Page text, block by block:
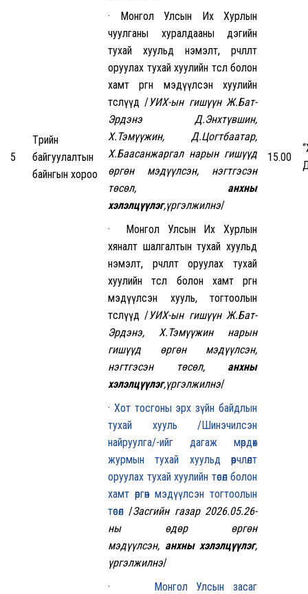
5
Төрийн
байгуулалтын
байнгын хороо
· Монгол Улсын Их Хурлын
чуулганы хуралдааны дэгийн
тухай хуульд нэмэлт, өөрчлөлт
оруулах тухай хуулийн төсөл болон
хамт өргөн мэдүүлсэн хуулийн
төслүүд /УИХ-ын гишүүн Ж.Бат-
Эрдэнэ Д.Энхтүвшин,
Х.Тэмүүжин, Д.Цогтбаатар,
Х.Баасанжаргал нарын гишүүд
өргөн мэдүүлсэн, нэгтгэсэн
төсөл, анхны
хэлэлцүүлэг,үргэлжилнэ/
· Монгол Улсын Их Хурлын
хяналт шалгалтын тухай хуульд
нэмэлт, өөрчлөлт оруулах тухай
хуулийн төсөл болон хамт өргөн
мэдүүлсэн хууль, тогтоолын
төслүүд /УИХ-ын гишүүн Ж.Бат-
Эрдэнэ, Х.Тэмүүжин нарын
гишүүд өргөн мэдүүлсэн,
нэгтгэсэн төсөл, анхны
хэлэлцүүлэг,үргэлжилнэ/
· Хот тосгоны эрх зүйн байдлын
тухай хууль /Шинэчилсэн
найруулга/-ийг дагаж мөрдөх
журмын тухай хуульд өөрчлөлт
оруулах тухай хуулийн төсөл болон
хамт өргөн мэдүүлсэн тогтоолын
төсөл /Засгийн газар 2026.05.26-
ны өдөр өргөн
мэдүүлсэн, анхны хэлэлцүүлэг,
үргэлжилнэ/
· Монгол Улсын засаг
15.00